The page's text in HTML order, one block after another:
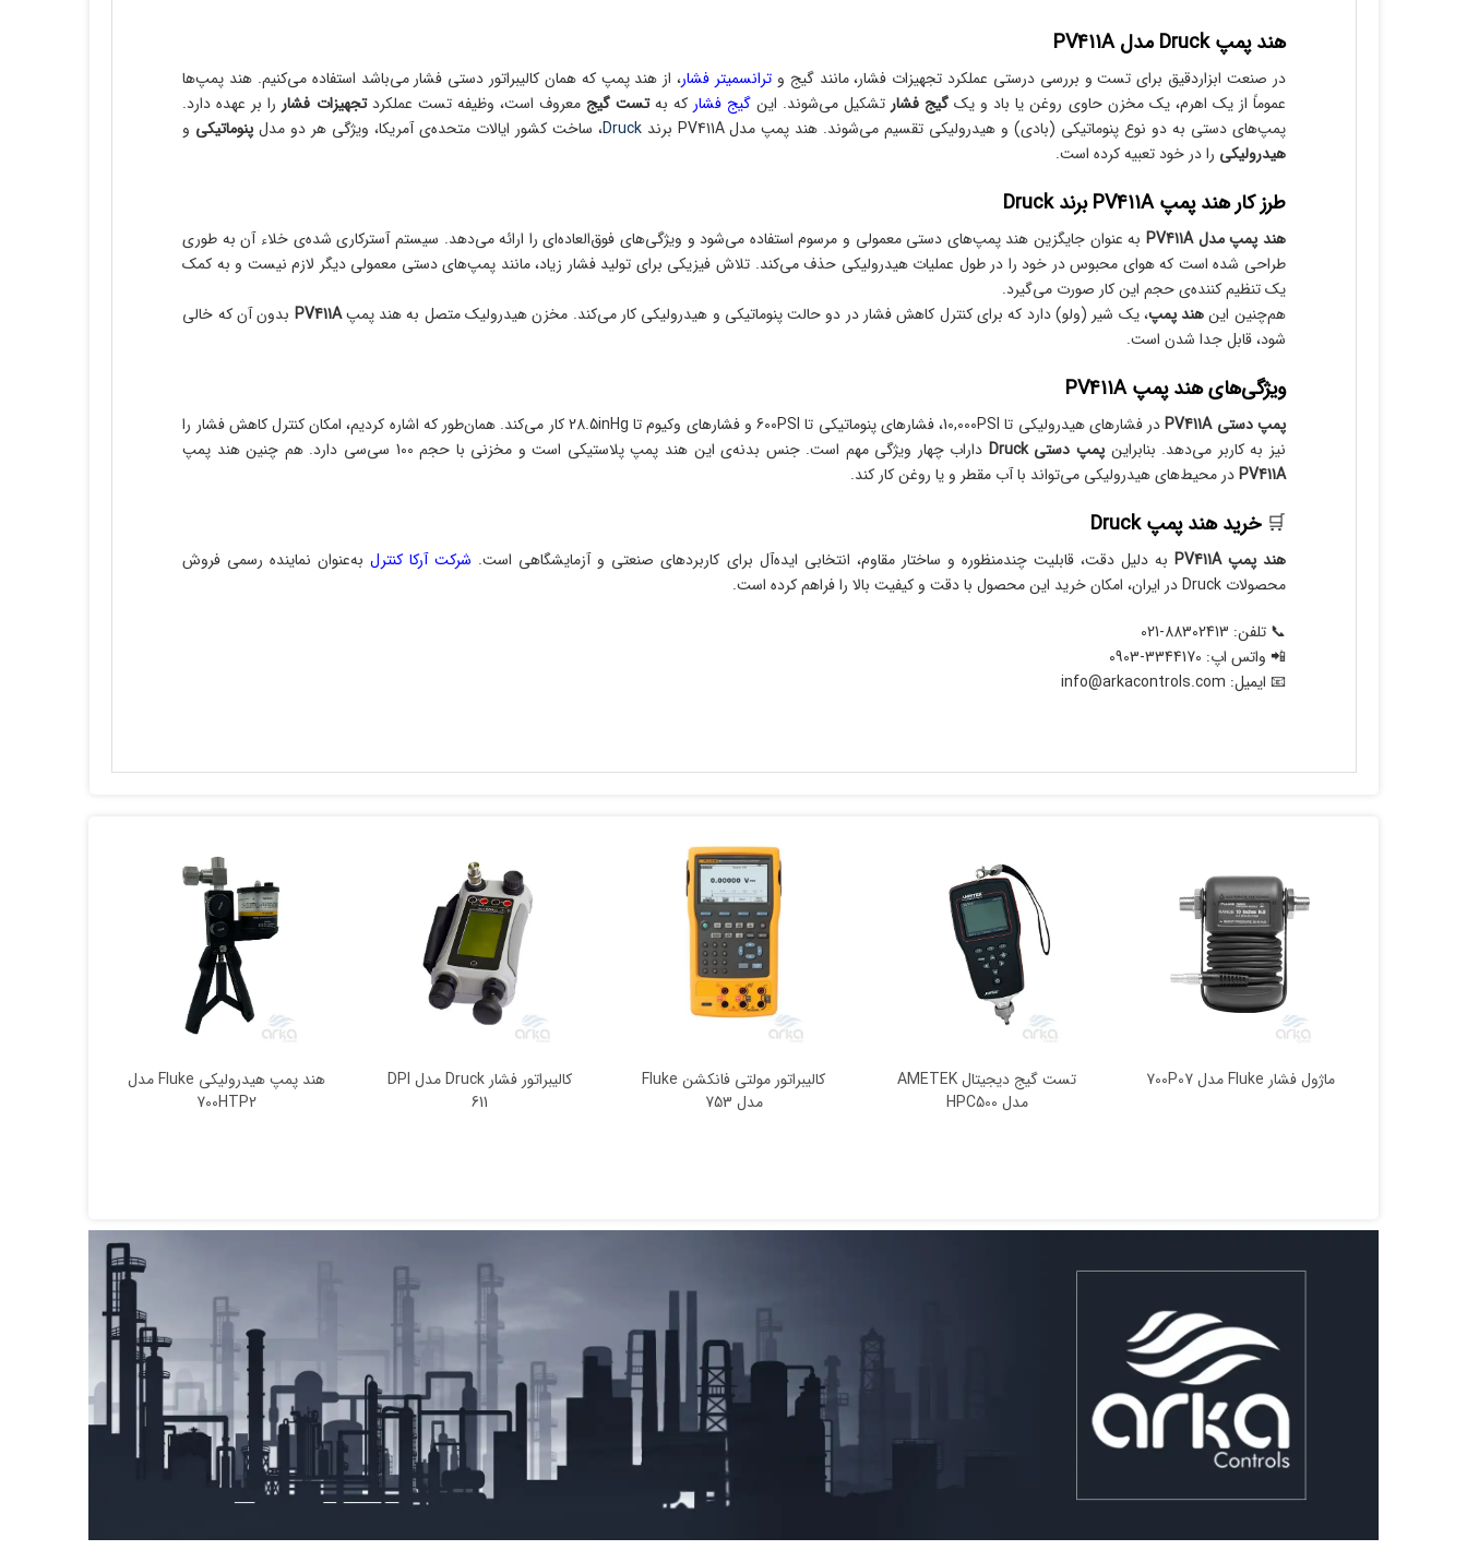
هند پمپ Druck مدل PV411A
در صنعت ابزاردقیق برای تست و بررسی درستی عملکرد تجهیزات فشار، مانندگیج‌ و ترانسمیتر فشار، از هند پمپ که همان کالیبراتور دستی فشار می‌باشد استفاده می‌کنیم. هند پمپ‌ها
عموماً از یک اهرم، یک مخزن حاوی روغن یا باد و یک گیج فشار تشکیل می‌شوند. این گیج فشار که بهتست گیج معروف است، وظیفه‌ تست عملکردتجهیزات فشار را بر عهده دارد.
پمپ‌های دستی به دو نوع پنوماتیکی (بادی) و هیدرولیکی تقسیم می‌شوند. هند پمپ مدل PV411A برند
Druck، ساخت کشور ایالات متحده‌ی آمریکا، ویژگی هر دو مدل پنوماتیکی و
هیدرولیکی را در خود تعبیه کرده است.
طرز کار هند پمپPV411A برند Druck
هند پمپ مدل PV411A
به عنوان جایگزین هند پمپ‌های دستی معمولی و مرسوم استفاده می‌شود و ویژگی‌های فوق‌العاده‌ای را ارائه می‌دهد. سیستم آسترکاری شده‌ی خلاء آن به طوری
طراحی شده است که هوای محبوس در خود را در طول عملیات هیدرولیکی حذف می‌کند. تلاش فیزیکی برای تولید فشار زیاد، مانند پمپ‌های دستی معمولی دیگر لازم نیست و به کمک
یک تنظیم کننده‌ی حجم این کار صورت می‌گیرد.
هم‌چنین اینهند پمپ، یک شیر (ولو) دارد که برای کنترل کاهش فشار در دو حالت پنوماتیکی و هیدرولیکی کار می‌کند. مخزن هیدرولیک متصل به هند پمپPV411A بدون آن که خالی
شود، قابل جدا شدن است.
ویژگی‌های هند پمپ PV411A
پمپ دستی PV411A
در فشارهای هیدرولیکی تا 10,000PSI، فشارهای پنوماتیکی تا 600PSI و فشارهای وکیوم تا 28.5inHg کار می‌کند. همان‌طور که اشاره کردیم، امکان کنترل کاهش فشار را
نیز به کاربر می‌دهد. بنابراین پمپ دستی Druck
داراب چهار ویژگی مهم است. جنس بدنه‌ی این هند پمپ پلاستیکی است و مخزنی با حجم 100 سی‌سی دارد. هم ‌چنین هند پمپ
PV411Aدر محیط‌های هیدرولیکی می‌تواند با آب مقطر و یا روغن کار کند.
🛒خریدهند پمپ Druck
هند پمپ PV411A به دلیل دقت، قابلیت چندمنظوره و ساختار مقاوم، انتخابی ایده‌آل برای کاربردهای صنعتی و آزمایشگاهی است. شرکت آرکا کنترلبه‌عنوان نماینده رسمی فروش
محصولات Druck در ایران، امکان خرید این محصول با دقت و کیفیت بالا را فراهم کرده است.
📞 تلفن: 88302413-021
📲 واتس اپ: 3344170-0903
📧 ایمیل: info@arkacontrols.com
ماژول فشار Fluke مدل 700P07
تست گیج دیجیتال AMETEK
مدل HPC500
کالیبراتور مولتی فانکشن Fluke
مدل 753
کالیبراتور فشار Druck مدل DPI
611
هند پمپ هیدرولیکی Fluke مدل
700HTP2